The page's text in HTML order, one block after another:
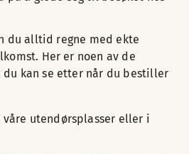
du alltid regne med ekte
Her er noen av de
kan se etter når du bestiller
våre utendørsplasser eller i